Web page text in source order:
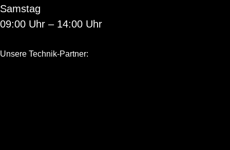
Samstag
09:00 Uhr – 14:00 Uhr
Unsere Technik-Partner: